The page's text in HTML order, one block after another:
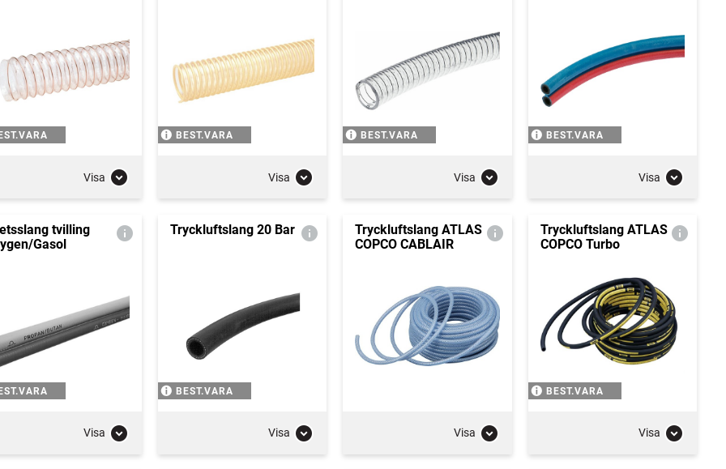
Visa
BEST.VARA
Visa
BEST.VARA
Visa
BEST.VARA
Visa
tvilling
Gasol
Visa
Tryckluftslang 20 Bar
BEST.VARA
Visa
Tryckluftslang ATLAS
COPCO CABLAIR
Visa
Tryckluftslang ATLAS
COPCO Turbo
BEST.VARA
Visa